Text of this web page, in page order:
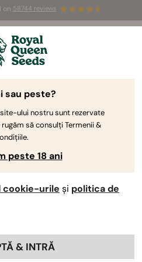
on 58744 reviews
AutoGRATUITE pentru
a canabisului
Seeds
a canabisului de
Seeds
sau cu muguri sub
de mândri să îți prezentăm
sau peste?
ului nostru sunt rezervate
să consulți Termenii &
peste 18 ani
cookie-urile și politica de
& INTRĂ